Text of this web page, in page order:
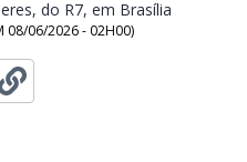
do R7, em Brasília
08/06/2026 - 02H00)